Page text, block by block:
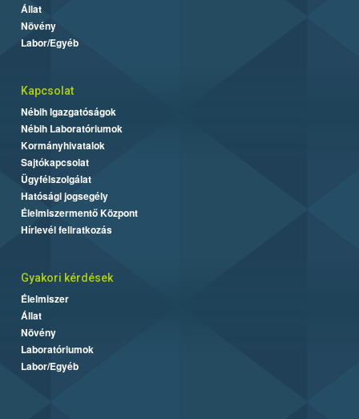
Állat
Növény
Labor/Egyéb
Kapcsolat
Nébih Igazgatóságok
Nébih Laboratóriumok
Kormányhivatalok
Sajtókapcsolat
Ügyfélszolgálat
Hatósági jogsegély
Élelmiszermentő Központ
Hírlevél feliratkozás
Gyakori kérdések
Élelmiszer
Állat
Növény
Laboratóriumok
Labor/Egyéb